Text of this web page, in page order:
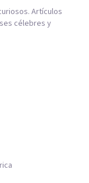
Artículos
célebres y